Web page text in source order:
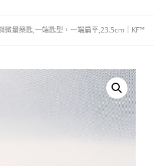
微量藥匙,一端匙型，一端扁平,23.5cm｜KF™